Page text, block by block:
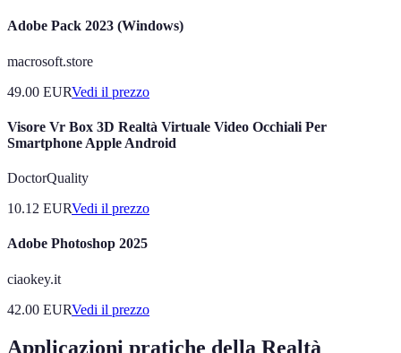
Adobe Pack 2023 (Windows)
macrosoft.store
49.00 EURVedi il prezzo
Visore Vr Box 3D Realtà Virtuale Video Occhiali Per
Smartphone Apple Android
DoctorQuality
10.12 EURVedi il prezzo
Adobe Photoshop 2025
ciaokey.it
42.00 EURVedi il prezzo
Applicazioni pratiche della Realtà